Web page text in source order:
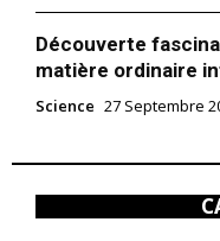
Découverte
matière ordinaire
Science 27 Septembre